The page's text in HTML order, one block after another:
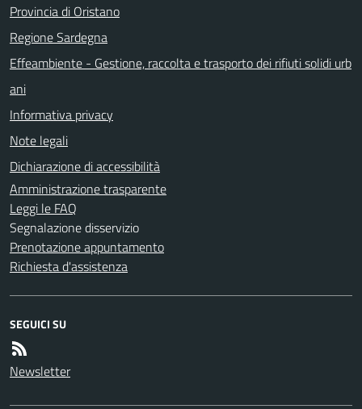
Provincia di Oristano
Regione Sardegna
Effeambiente - Gestione, raccolta e trasporto dei rifiuti solidi urb
ani
Informativa privacy
Note legali
Dichiarazione di accessibilità
Amministrazione trasparente
Leggi le FAQ
Segnalazione disservizio
Prenotazione appuntamento
Richiesta d'assistenza
SEGUICI SU
Newsletter